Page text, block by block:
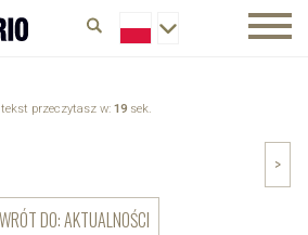
tekst przeczytasz w: 19 sek.
>
DO: AKTUALNOŚCI